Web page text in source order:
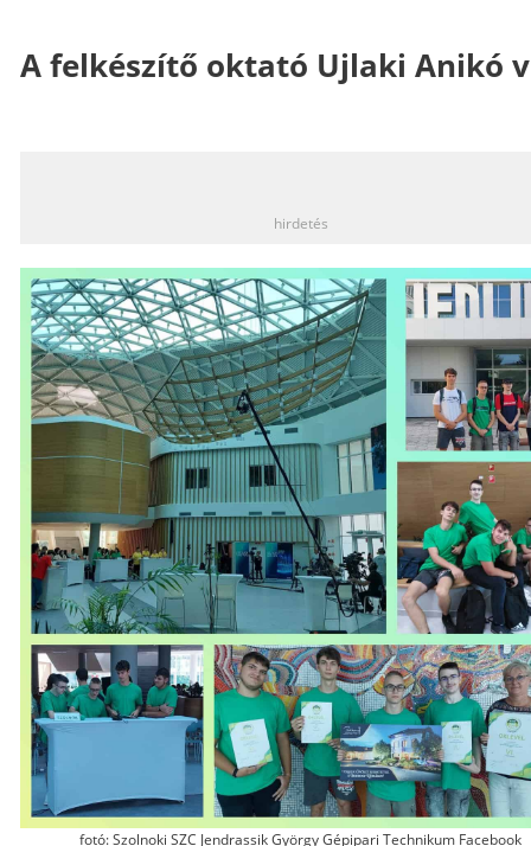
A felkészítő oktató Ujlaki Anikó
hirdetés
fotó: Szolnoki SZC Jendrassik György Gépipari Technikum Facebook